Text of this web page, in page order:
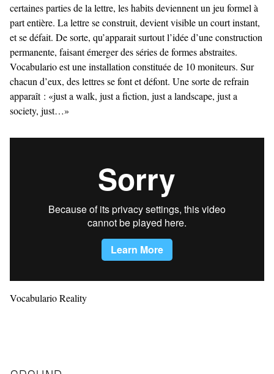
certaines parties de la lettre, les habits deviennent un jeu formel à
part entière. La lettre se construit, devient visible un court instant,
et se défait. De sorte, qu’apparait surtout l’idée d’une construction
permanente, faisant émerger des séries de formes abstraites.
Vocabulario est une installation constituée de 10 moniteurs. Sur
chacun d’eux, des lettres se font et défont. Une sorte de refrain
apparaît : «just a walk, just a fiction, just a landscape, just a
society, just…»
Vocabulario Reality